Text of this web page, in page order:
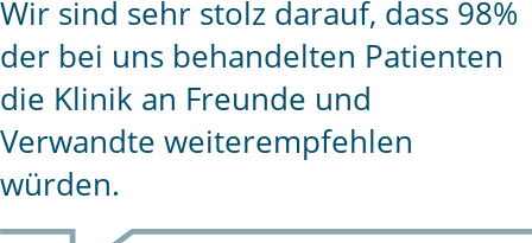
Wir sind sehr stolz darauf, dass 98%
der bei uns behandelten Patienten
die Klinik an Freunde und
Verwandte weiterempfehlen
würden.